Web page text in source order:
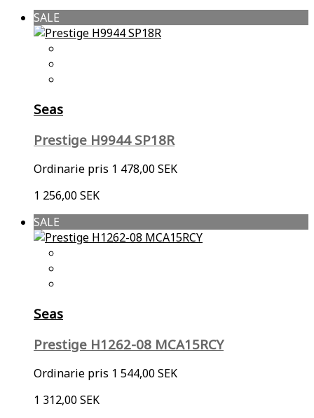
SALE
Seas
Prestige H9944 SP18R
Ordinarie pris 1 478,00 SEK
1 256,00 SEK
SALE
Seas
Prestige H1262-08 MCA15RCY
Ordinarie pris 1 544,00 SEK
1 312,00 SEK